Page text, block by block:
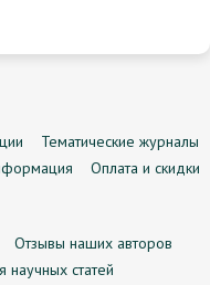
Тематические журналы
Оплата и скидки
Отзывы наших авторов
научных статей